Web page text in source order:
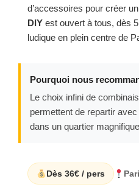
d’accessoires pour créer
DIY est ouvert à tous, dès
ludique en plein centre de
Pourquoi nous
Le choix infini de
permettent de repartir
dans un quartier
Dès 36€ / pers